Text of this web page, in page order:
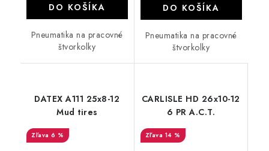
DO KOŠÍKA
Pneumatika na pracovné
štvorkolky
DO KOŠÍKA
Pneumatika na pracovné
štvorkolky
DATEX A111 25x8-12
Mud tires
6 %
CARLISLE HD 26x10-12
6 PR A.C.T.
14 %